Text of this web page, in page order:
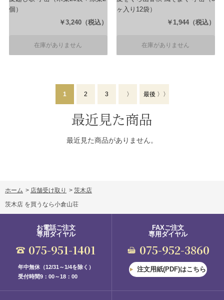
個）
￥3,240 （税込）
在庫がありません
ヶ入り12袋）
￥1,944 （税込）
在庫がありません
1 2 3 〉 最後 〉〉
最近見た商品
最近見た商品がありません。
ホーム > 店舗受け取り > 茨木店
茨木店 を買うなら小倉山荘
お電話ご注文
専用ダイヤル
075-951-1401
年中無休（12/31～1/4を除く）
受付時間9：00～18：00
FAXご注文
専用ダイヤル
075-952-3860
注文用紙(PDF)はこちら